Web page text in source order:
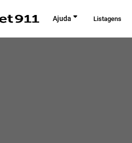
Ajuda Listagens